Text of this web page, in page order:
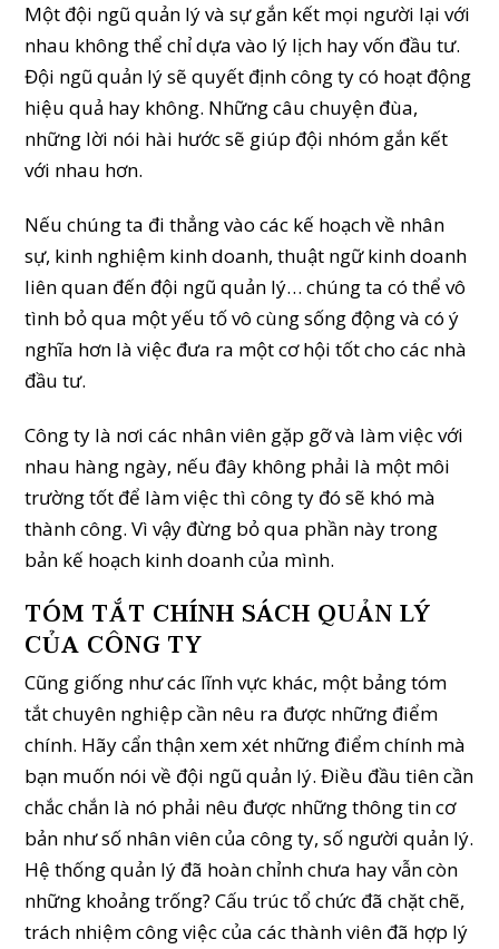
Một đội ngũ quản lý và sự gắn kết mọi người lại với
nhau không thể chỉ dựa vào lý lịch hay vốn đầu tư.
Đội ngũ quản lý sẽ quyết định công ty có hoạt động
hiệu quả hay không. Những câu chuyện đùa,
những lời nói hài hước sẽ giúp đội nhóm gắn kết
với nhau hơn.
Nếu chúng ta đi thẳng vào các kế hoạch về nhân
sự, kinh nghiệm kinh doanh, thuật ngữ kinh doanh
liên quan đến đội ngũ quản lý… chúng ta có thể vô
tình bỏ qua một yếu tố vô cùng sống động và có ý
nghĩa hơn là việc đưa ra một cơ hội tốt cho các nhà
đầu tư.
Công ty là nơi các nhân viên gặp gỡ và làm việc với
nhau hàng ngày, nếu đây không phải là một môi
trường tốt để làm việc thì công ty đó sẽ khó mà
thành công. Vì vậy đừng bỏ qua phần này trong
bản kế hoạch kinh doanh của mình.
TÓM TẮT CHÍNH SÁCH QUẢN LÝ
CỦA CÔNG TY
Cũng giống như các lĩnh vực khác, một bảng tóm
tắt chuyên nghiệp cần nêu ra được những điểm
chính. Hãy cẩn thận xem xét những điểm chính mà
bạn muốn nói về đội ngũ quản lý. Điều đầu tiên cần
chắc chắn là nó phải nêu được những thông tin cơ
bản như số nhân viên của công ty, số người quản lý.
Hệ thống quản lý đã hoàn chỉnh chưa hay vẫn còn
những khoảng trống? Cấu trúc tổ chức đã chặt chẽ,
trách nhiệm công việc của các thành viên đã hợp lý